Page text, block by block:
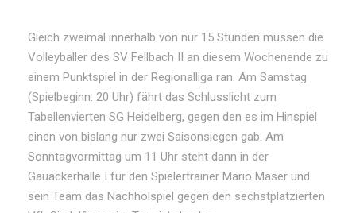
Gleich zweimal innerhalb von nur 15 Stunden müssen die
Volleyballer des SV Fellbach II an diesem Wochenende zu
einem Punktspiel in der Regionalliga ran. Am Samstag
(Spielbeginn: 20 Uhr) fährt das Schlusslicht zum
Tabellenvierten SG Heidelberg, gegen den es im Hinspiel
einen von bislang nur zwei Saisonsiegen gab. Am
Sonntagvormittag um 11 Uhr steht dann in der
Gäuäckerhalle I für den Spielertrainer Mario Maser und
sein Team das Nachholspiel gegen den sechstplatzierten